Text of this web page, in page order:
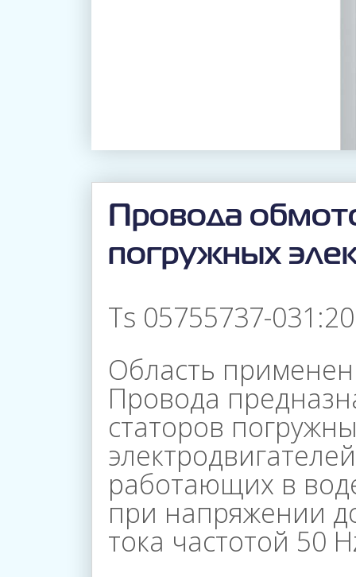
Главная
Компании
Провода
погружных
Ts 05755737-
Область
Провода
статоров
работающих в
при напряжении
тока частотой 50